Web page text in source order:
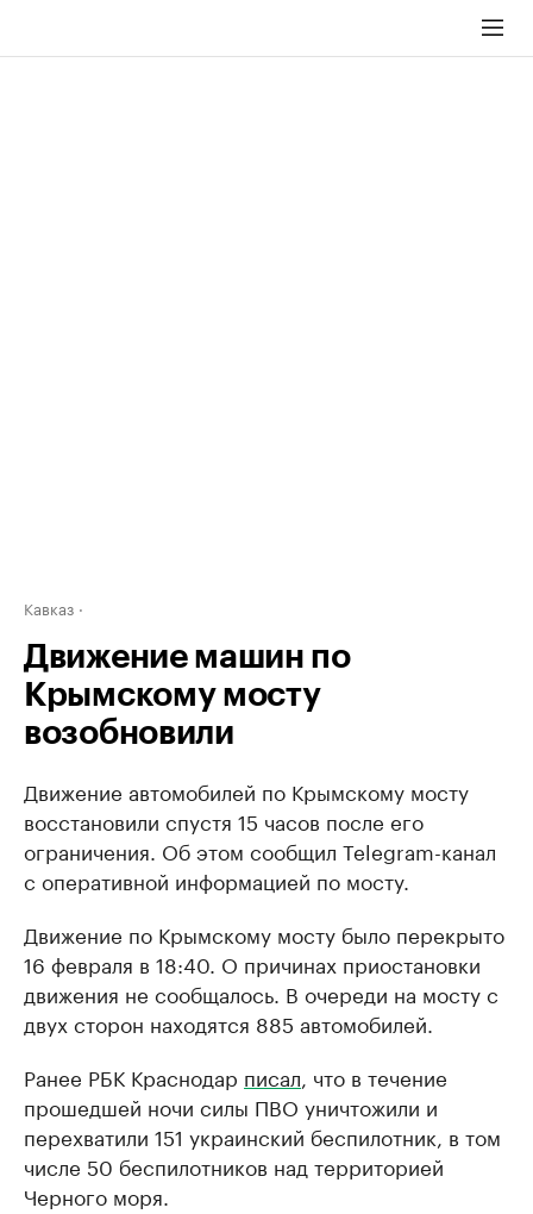
Кавказ
Движение машин по
Крымскому мосту
возобновили
Движение автомобилей по Крымскому мосту
восстановили спустя 15 часов после его
ограничения. Об этом сообщил Telegram-канал
с оперативной информацией по мосту.
Движение по Крымскому мосту было перекрыто
16 февраля в 18:40. О причинах приостановки
движения не сообщалось. В очереди на мосту с
двух сторон находятся 885 автомобилей.
Ранее РБК Краснодар писал , что в течение
прошедшей ночи силы ПВО уничтожили и
перехватили 151 украинский беспилотник, в том
числе 50 беспилотников над территорией
Черного моря.